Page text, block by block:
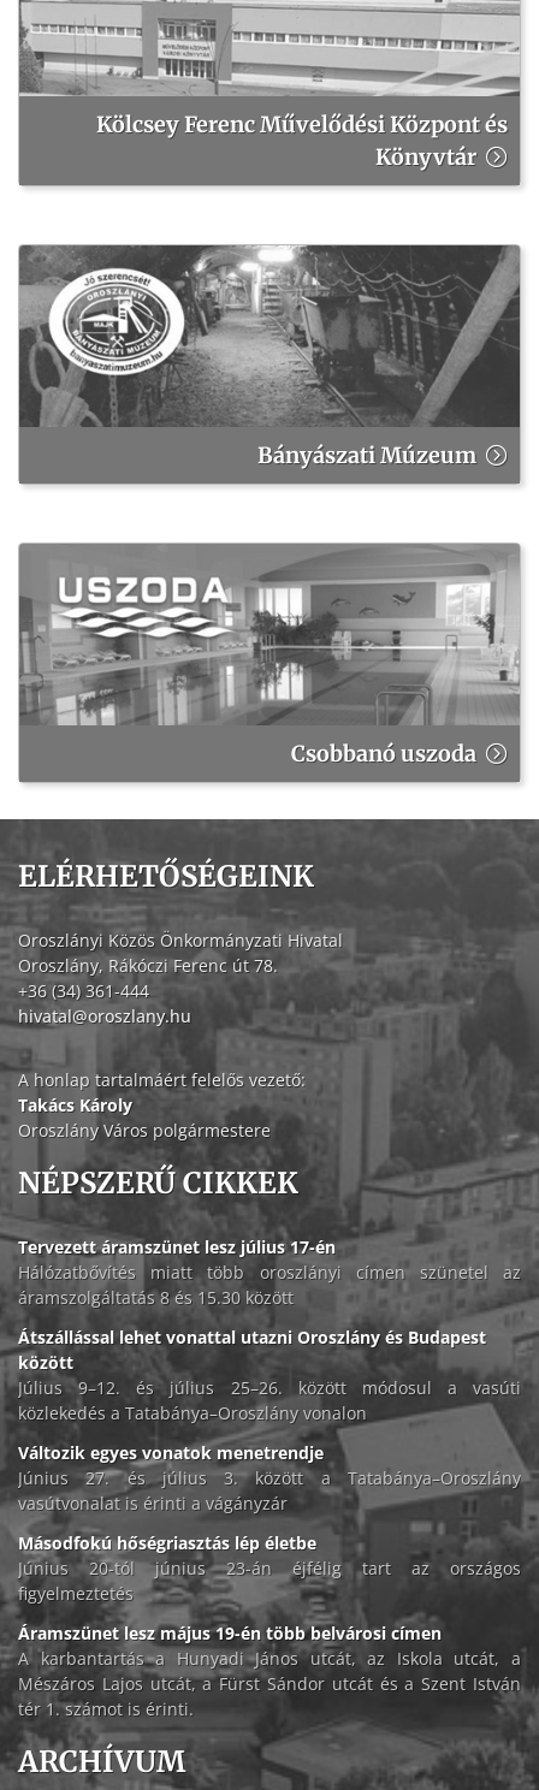
Kölcsey Ferenc Művelődési Központ és
Könyvtár
Bányászati Múzeum
Csobbanó uszoda
ELÉRHETŐSÉGEINK
Oroszlányi Közös Önkormányzati Hivatal
Oroszlány, Rákóczi Ferenc út 78.
+36 (34) 361-444
hivatal@oroszlany.hu
A honlap tartalmáért felelős vezető:
Takács Károly
Oroszlány Város polgármestere
NÉPSZERŰ CIKKEK
Tervezett áramszünet lesz július 17-én
Hálózatbővítés miatt több oroszlányi címen szünetel az
áramszolgáltatás 8 és 15.30 között
Átszállással lehet vonattal utazni Oroszlány és Budapest
között
Július 9–12. és július 25–26. között módosul a vasúti
közlekedés a Tatabánya–Oroszlány vonalon
Változik egyes vonatok menetrendje
Június 27. és július 3. között a Tatabánya–Oroszlány
vasútvonalat is érinti a vágányzár
Másodfokú hőségriasztás lép életbe
Június 20-tól június 23-án éjfélig tart az országos
figyelmeztetés
Áramszünet lesz május 19-én több belvárosi címen
A karbantartás a Hunyadi János utcát, az Iskola utcát, a
Mészáros Lajos utcát, a Fürst Sándor utcát és a Szent István
tér 1. számot is érinti.
ARCHÍVUM